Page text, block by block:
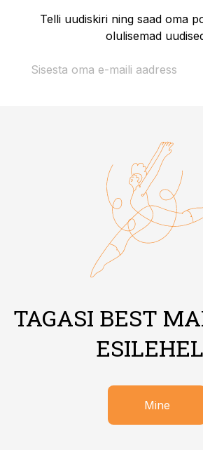
Telli uudiskiri ning saad oma
olulisemad
TAGASI BEST
Mine